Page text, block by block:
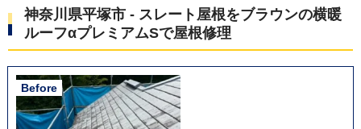
神奈川県平塚市 - スレート屋根をブラウンの横暖
ルーフαプレミアムSで屋根修理